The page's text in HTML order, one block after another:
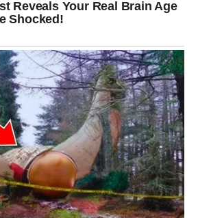
talas emocija delovati uznemirujuće,
Kao da ste skinuli teret
više nisu iste. One su mirnije,
da biraju ono što im donosi
PROMENA PRAVCA